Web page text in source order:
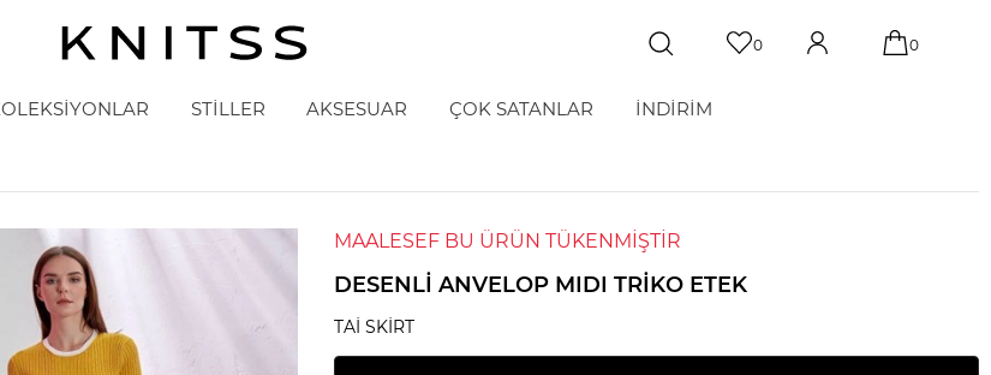
0 0
STİLLER AKSESUAR ÇOK SATANLAR İNDİRİM
MAALESEF BU ÜRÜN TÜKENMİŞTİR
DESENLI ANVELOP MIDI TRIKO ETEK
TAI SKIRT